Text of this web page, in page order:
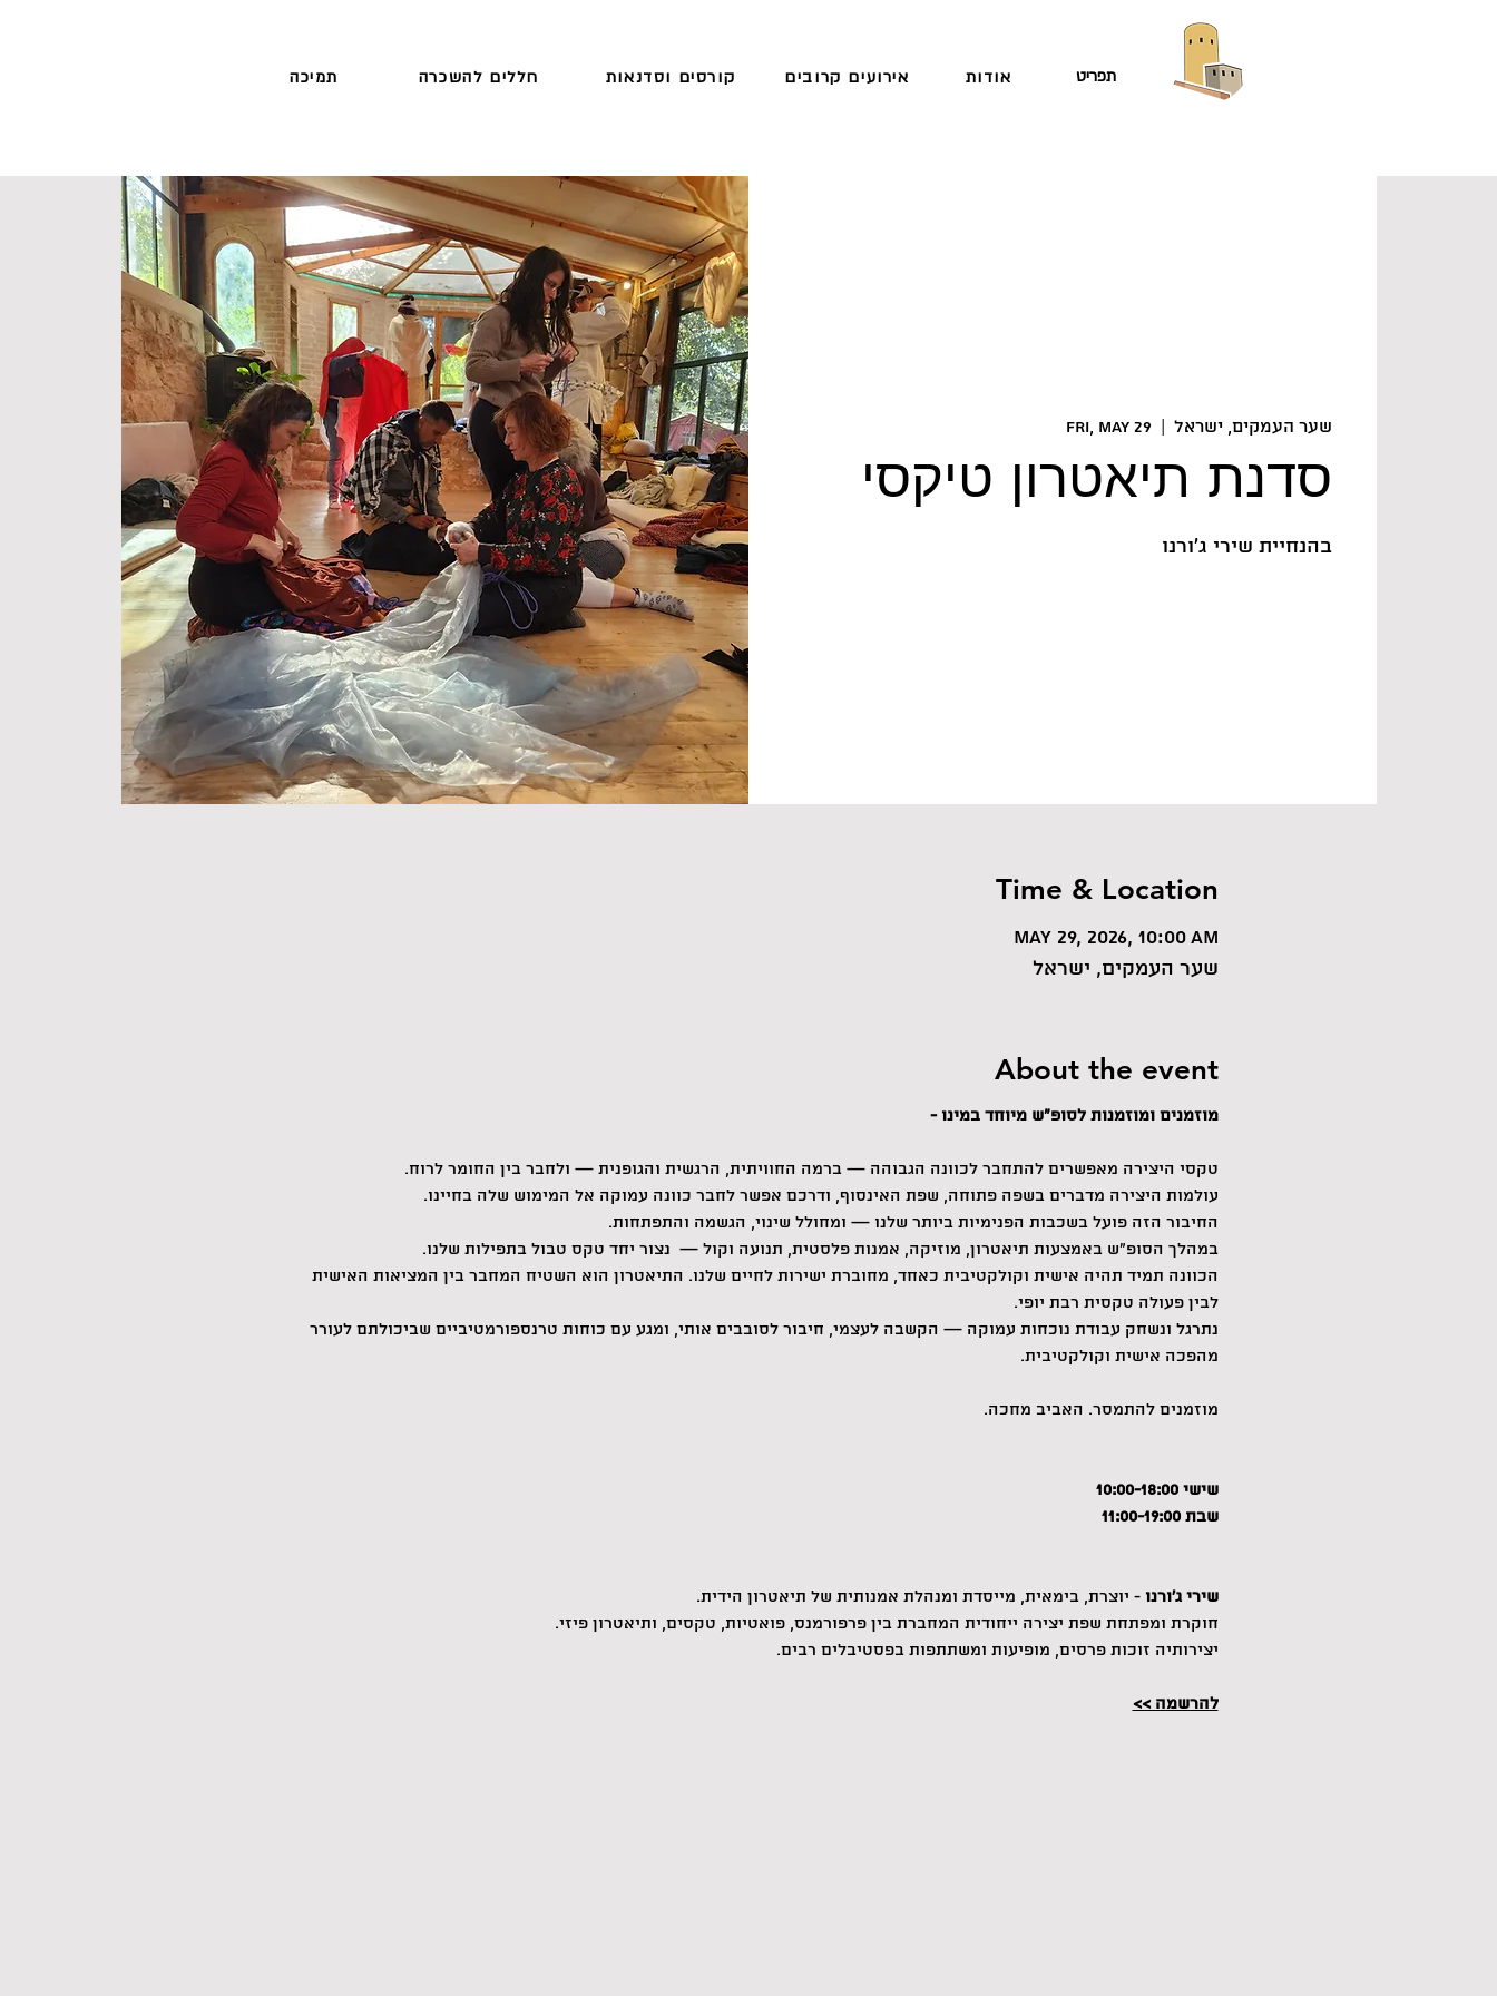
תמיכה חללים להשכרה קורסים וסדנאות אירועים קרובים אודות תפריט
Fri, May 29 שער העמקים, ישראל
סדנת תיאטרון טיקסי
בהנחיית שירי ג׳ורנו
Time & Location
May 29, 2026, 10:00 AM
שער העמקים, ישראל
About the event
מוזמנים ומוזמנות לסופ"ש מיוחד במינו -
טקסי היצירה מאפשרים להתחבר לכוונה הגבוהה — ברמה החוויתית, הרגשית והגופנית — ולחבר בין החומר לרוח.
עולמות היצירה מדברים בשפה פתוחה, שפת האינסוף, ודרכם אפשר לחבר כוונה עמוקה אל המימוש שלה בחיינו.
החיבור הזה פועל בשכבות הפנימיות ביותר שלנו — ומחולל שינוי, הגשמה והתפתחות.
במהלך הסופ"ש באמצעות תיאטרון, מוזיקה, אמנות פלסטית, תנועה וקול —  נצור יחד טקס טבול בתפילות שלנו.
הכוונה תמיד תהיה אישית וקולקטיבית כאחד, מחוברת ישירות לחיים שלנו. התיאטרון הוא השטיח המחבר בין המציאות האישית
לבין פעולה טקסית רבת יופי.
נתרגל ונשחק עבודת נוכחות עמוקה — הקשבה לעצמי, חיבור לסובבים אותי, ומגע עם כוחות טרנספורמטיביים שביכולתם לעורר
מהפכה אישית וקולקטיבית.
מוזמנים להתמסר. האביב מחכה.
שישי 10:00-18:00
שבת 11:00-19:00
שירי ג'ורנו - יוצרת, בימאית, מייסדת ומנהלת אמנותית של תיאטרון הידית.
חוקרת ומפתחת שפת יצירה ייחודית המחברת בין פרפורמנס, פואטיות, טקסים, ותיאטרון פיזי.
יצירותיה זוכות פרסים, מופיעות ומשתתפות בפסטיבלים רבים.
להרשמה >>